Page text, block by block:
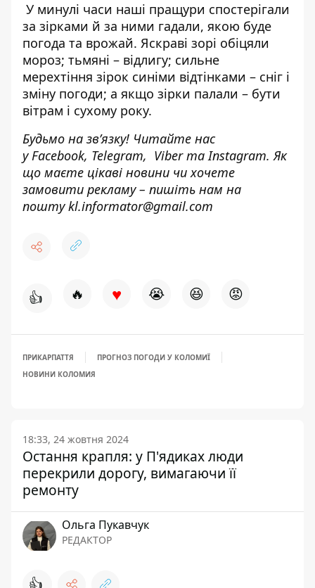
У минулі часи наші пращури спостерігали
за зірками й за ними гадали, якою буде
погода та врожай. Яскраві зорі обіцяли
мороз; тьмяні – відлигу; сильне
мерехтіння зірок синіми відтінками – сніг і
зміну погоди; а якщо зірки палали – бути
вітрам і сухому року.
Будьмо на зв’язку! Читайте нас
уFacebook, Telegram, ViberтаInstagram. Як
що маєте цікаві новини чи хочете
замовити рекламу – пишіть нам на
поштуkl.informator@gmail.com
👍 🔥 ♥ 😭 😆 😡
ПРИКАРПАТТЯ
ПРОГНОЗ ПОГОДИ У КОЛОМИЇ
НОВИНИ КОЛОМИЯ
18:33, 24 жовтня 2024
Остання крапля: у П'ядиках люди
перекрили дорогу, вимагаючи її
ремонту
Ольга Пукавчук
РЕДАКТОР
👍